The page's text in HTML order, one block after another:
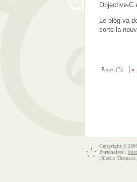
Objective-C
Le blog va
sorte la
Pages (3): «
Copyright ©
Partenaires :
Dilectio Theme is